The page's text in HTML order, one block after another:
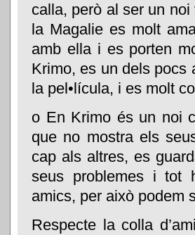
calla, però al ser un
la Magalie es molt
amb ella i es porten
Krimo, es un dels pocs
la pel•lícula, i es molt
o En Krimo és un noi
que no mostra els
cap als altres, es
seus problemes i tot
amics, per això podem
Respecte la colla